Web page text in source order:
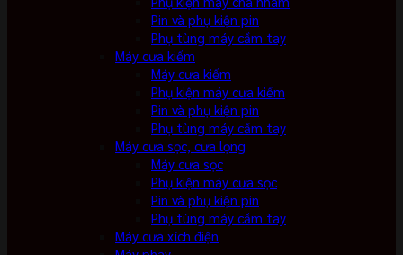
Pin và phụ kiện pin
Phụ tùng máy cầm tay
Máy cưa kiếm
Máy cưa kiếm
Phụ kiện máy cưa kiếm
Pin và phụ kiện pin
Phụ tùng máy cầm tay
Máy cưa sọc, cưa lọng
Máy cưa sọc
Phụ kiện máy cưa sọc
Pin và phụ kiện pin
Phụ tùng máy cầm tay
Máy cưa xích điện